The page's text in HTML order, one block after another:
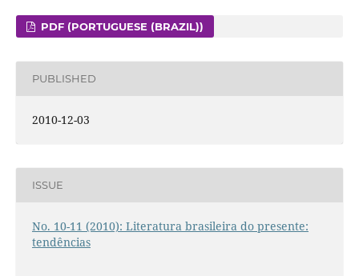
PDF (PORTUGUESE (BRAZIL))
PUBLISHED
2010-12-03
ISSUE
No. 10-11 (2010): Literatura brasileira do presente:
tendências